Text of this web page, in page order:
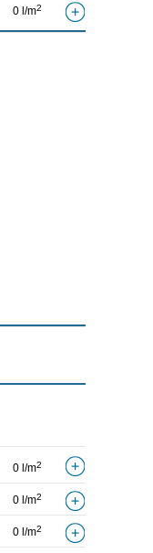
0 l/m2
0 l/m2
0 l/m2
0 l/m2